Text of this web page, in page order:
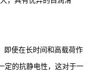
即使在长时间和高载荷作
定的抗静电性，这对于一